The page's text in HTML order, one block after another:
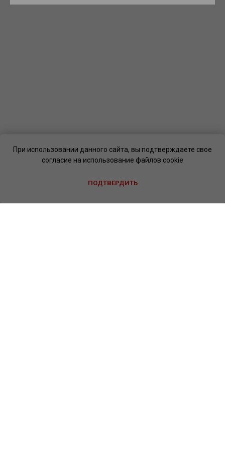
При использовании данного сайта, вы подтверждаете свое
согласие на использование файлов cookie
ПОДТВЕРДИТЬ